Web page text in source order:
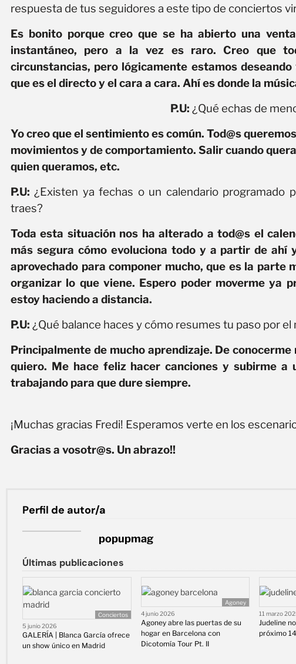
respuesta de tus seguidores a este tipo de conciertos
Es bonito porque creo que se ha abierto una
instantáneo, pero a la vez es raro. Creo que
circunstancias, pero lógicamente estamos
que es el directo y el cara a cara. Ahí es donde la
P.U: ¿Qué echas de
Yo creo que el sentimiento es común. Tod@s
movimientos y de comportamiento. Salir cuando
quien queramos, etc.
P.U:¿Existen ya fechas o un calendario programado
traes?
Toda esta situación nos ha alterado a tod@s el
más segura cómo evoluciona todo y a partir de
aprovechado para componer mucho, que es la
organizar lo que viene. Espero poder moverme ya
estoy haciendo a distancia.
P.U: ¿Qué balance haces y cómo resumes tu paso por
Principalmente de mucho aprendizaje. De
quiero. Me hace feliz hacer canciones y subirme a
trabajando para que dure siempre.
¡Muchas gracias Fredi! Esperamos verte en los
Gracias a vosotr@s. Un abrazo!!
Perfil de autor/a
popupmag
Últimas publicaciones
Conciertos
5 junio 2026
GALERÍA | Blanca García ofrece
un show único en Madrid
Agoney
4 junio 2026
Agoney abre las puertas de su
hogar en Barcelona con
Dicotomía Tour Pt. II
11 marzo
Judeline
próximo